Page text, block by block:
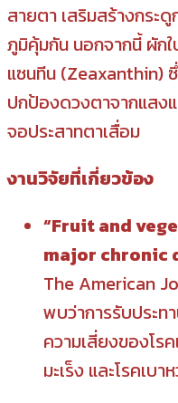
สายตา เสริมสร้างกระ
ภูมิคุ้มกัน นอกจากนี้ ผัก
แซนทีน (Zeaxanthin)
ปกป้องดวงตาจากแสง
จอประสาทตาเสื่อม
งานวิจัยที่เกี่ยวข้อง
“Fruit and
major chronic
The American
พบว่าการรับประท
ความเสี่ยงของโร
มะเร็ง และโรคเบา